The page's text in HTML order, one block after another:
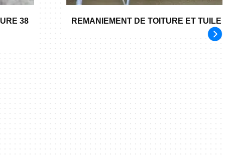
38
REMANIEMENT DE TOITURE ET TUILE